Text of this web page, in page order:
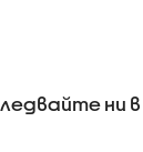
ни в